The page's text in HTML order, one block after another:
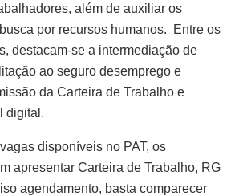
além de auxiliar os
por recursos humanos. Entre os
destacam-se a intermediação de
ao seguro desemprego e
da Carteira de Trabalho e
digital.
disponíveis no PAT, os
apresentar Carteira de Trabalho, RG
agendamento, basta comparecer